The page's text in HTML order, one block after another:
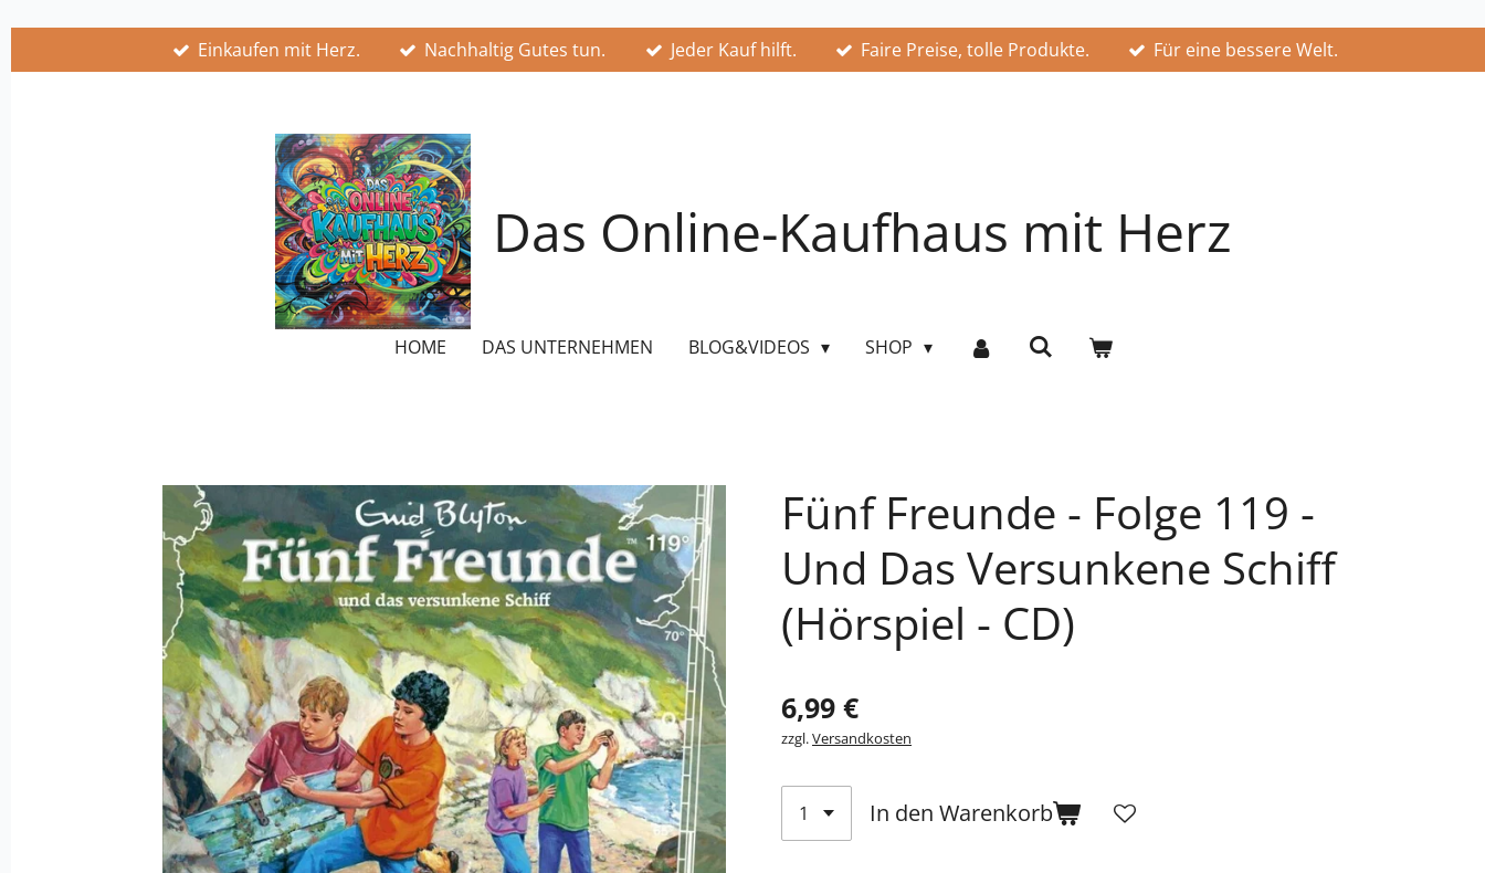
springen
Einkaufen mit Herz. Nachhaltig Gutes tun. Jeder Kauf hilft. Faire Preise, tolle Produkte. Für eine bessere Welt.
Das Online-Kaufhaus mit Herz
HOME DAS UNTERNEHMEN BLOG&VIDEOS SHOP
Fünf Freunde - Folge 119 -
Und Das Versunkene Schiff
(Hörspiel - CD)
6,99 €
zzgl.Versandkosten
In den Warenkorb